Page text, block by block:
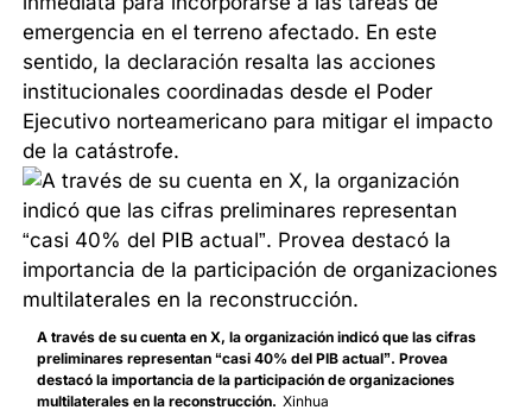
emergencia en el terreno afectado. En este
sentido, la declaración resalta las acciones
institucionales coordinadas desde el Poder
Ejecutivo norteamericano para mitigar el impacto
de la catástrofe.
A través de su cuenta en X, la organización indicó que las cifras
preliminares representan “casi 40% del PIB actual”. Provea
destacó la importancia de la participación de organizaciones
multilaterales en la reconstrucción. Xinhua